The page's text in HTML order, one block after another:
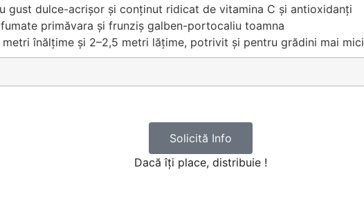
gust dulce-acrișor și conținut ridicat de vitamina C și antioxidanți
primăvara și frunziș galben-portocaliu toamna
înălțime și 2–2,5 metri lățime, potrivit și pentru grădini mai mici
Solicită Info
Dacă îți place, distribuie !